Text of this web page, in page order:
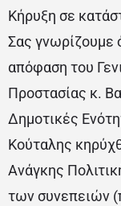
Κήρυξη σε
Σας γνωρίζουμε
απόφαση του
Προστασίας κ.
Δημοτικές
Κούταλης
Ανάγκης
των συνεπειών